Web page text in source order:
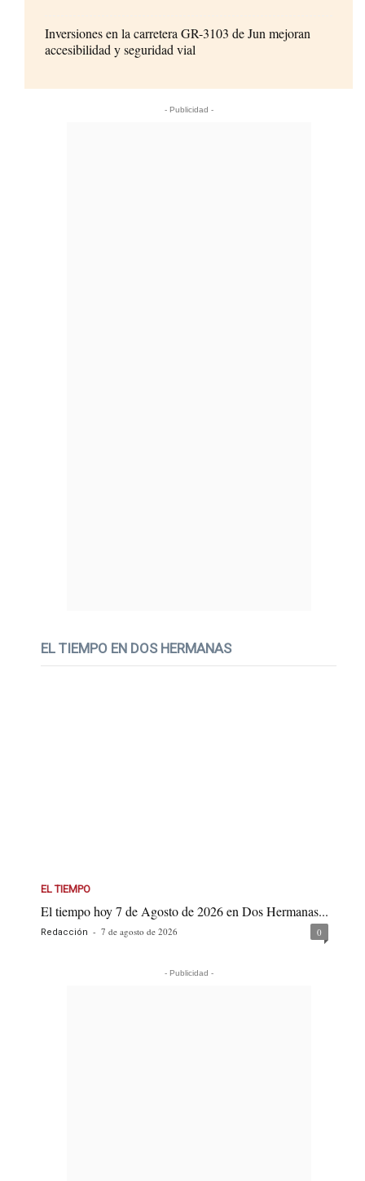
Inversiones en la carretera GR-3103 de Jun mejoran
accesibilidad y seguridad vial
- Publicidad -
EL TIEMPO EN DOS HERMANAS
EL TIEMPO
El tiempo hoy 7 de Agosto de 2026 en Dos Hermanas...
Redacción - 7 de agosto de 2026 0
- Publicidad -